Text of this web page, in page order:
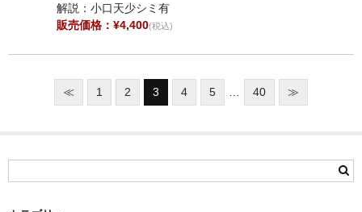
解説：小口天少シミ有
販売価格：¥4,400(税込)
≪ 1 2 3 4 5 40 ≫